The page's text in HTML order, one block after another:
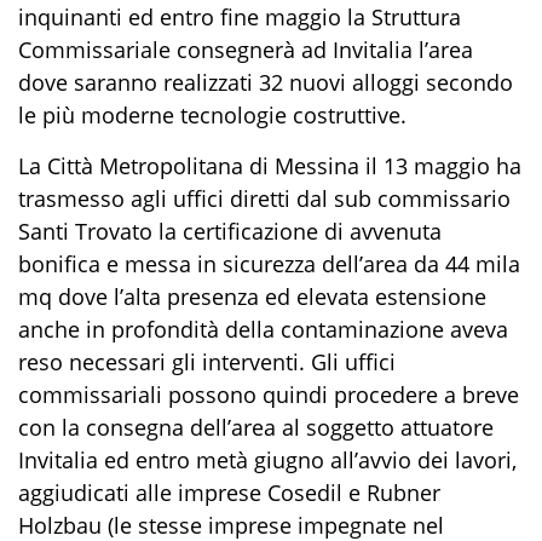
inquinanti ed entro fine maggio la Struttura
Commissariale consegnerà ad Invitalia l’area
dove saranno realizzati 32 nuovi alloggi secondo
le più moderne tecnologie costruttive.
La Città Metropolitana di Messina il 13 maggio ha
trasmesso agli uffici diretti dal sub commissario
Santi Trovato la certificazione di avvenuta
bonifica e messa in sicurezza dell’area da 44 mila
mq dove l’alta presenza ed elevata estensione
anche in profondità della contaminazione aveva
reso necessari gli interventi. Gli uffici
commissariali possono quindi procedere a breve
con la consegna dell’area al soggetto attuatore
Invitalia ed entro metà giugno all’avvio dei lavori,
aggiudicati alle imprese Cosedil e Rubner
Holzbau (le stesse imprese impegnate nel